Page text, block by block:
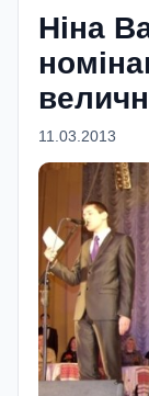
Ніна
11.03.2013